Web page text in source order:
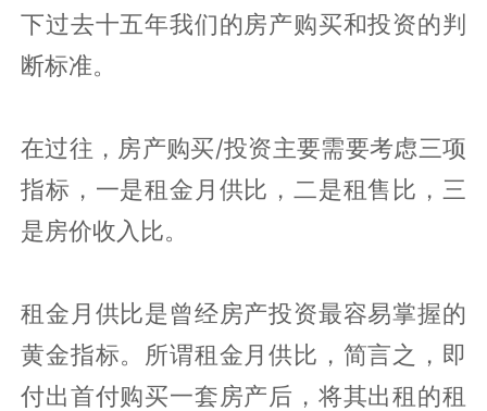
下过去十五年我们的房产购买和投资的判
断标准。
在过往，房产购买/投资主要需要考虑三项
指标，一是租金月供比，二是租售比，三
是房价收入比。
租金月供比是曾经房产投资最容易掌握的
黄金指标。所谓租金月供比，简言之，即
付出首付购买一套房产后，将其出租的租